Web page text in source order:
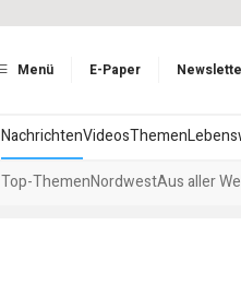
Menü E-Paper
NachrichtenVideosThemen
Top-ThemenNordwestAus aller